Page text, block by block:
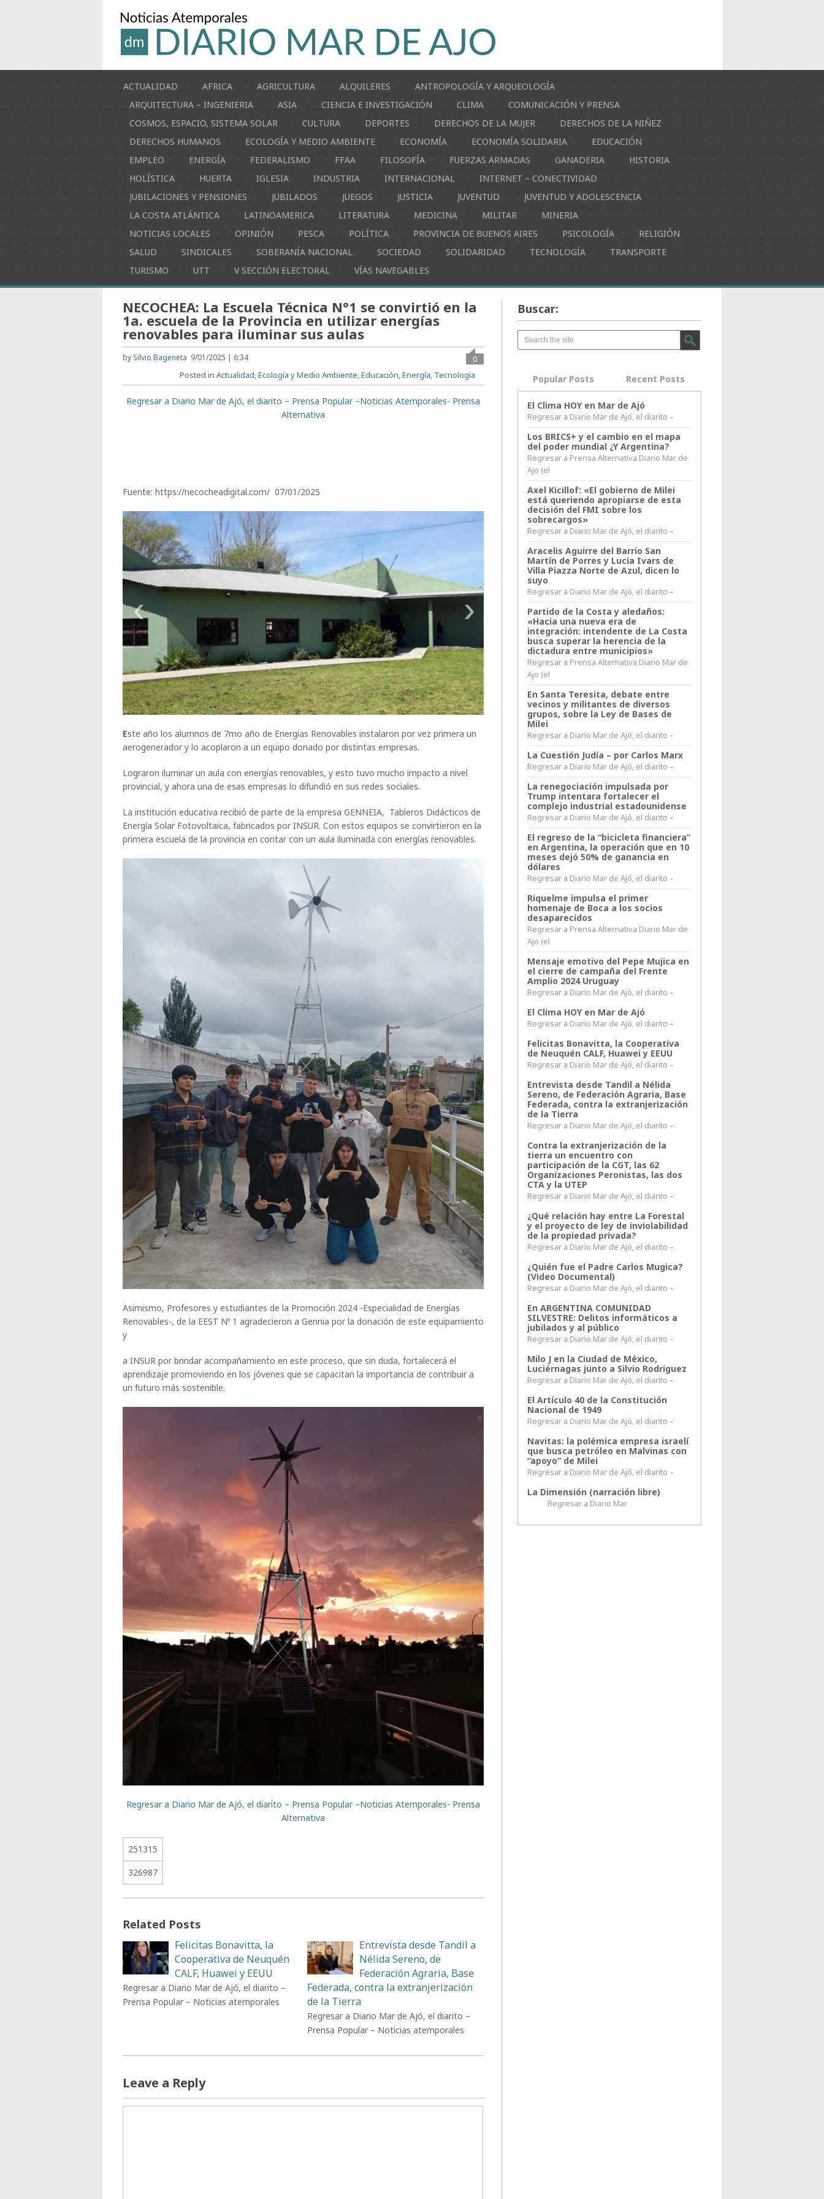
ACTUALIDAD AFRICA AGRICULTURA ALQUILERES
ANTROPOLOGÍA Y ARQUEOLOGÍA
ARQUITECTURA – INGENIERIA
ASIA CIENCIA E INVESTIGACIÓN CLIMA
COMUNICACIÓN Y PRENSA
COSMOS, ESPACIO, SISTEMA SOLAR
CULTURA DEPORTES DERECHOS DE LA MUJER
DERECHOS DE LA NIÑEZ
DERECHOS HUMANOS
ECOLOGÍA Y MEDIO AMBIENTE ECONOMÍA ECONOMÍA SOLIDARIA
EDUCACIÓN
EMPLEO
ENERGÍA FEDERALISMO FFAA FILOSOFÍA FUERZAS ARMADAS GANADERIA
HISTORIA
HOLÍSTICA
HUERTA IGLESIA INDUSTRIA INTERNACIONAL
INTERNET – CONECTIVIDAD
JUBILACIONES Y PENSIONES
JUBILADOS JUEGOS JUSTICIA JUVENTUD
JUVENTUD Y ADOLESCENCIA
LA COSTA ATLÁNTICA
LATINOAMERICA LITERATURA MEDICINA MILITAR
MINERIA
NOTICIAS LOCALES
OPINIÓN PESCA POLÍTICA PROVINCIA DE BUENOS AIRES PSICOLOGÍA
RELIGIÓN
SALUD
SINDICALES SOBERANÍA NACIONAL SOCIEDAD SOLIDARIDAD TECNOLOGÍA
TRANSPORTE
TURISMO
UTT V SECCIÓN ELECTORAL VÍAS NAVEGABLES
NECOCHEA: La Escuela Técnica N°1 se convirtió en la
1a. escuela de la Provincia en utilizar energías
renovables para iluminar sus aulas
by Silvio Bageneta 9/01/2025 | 6:34
0
Posted inActualidad,Ecología y Medio Ambiente,Educación,Energía, Tecnología
Regresar a Diario Mar de Ajó, el diarito – Prensa Popular –Noticias Atemporales- Prensa
Alternativa
Fuente: https://necocheadigital.com/07/01/2025
Este año los alumnos de 7mo año de Energías Renovables instalaron por vez primera un
aerogenerador y lo acoplaron a un equipo donado por distintas empresas.
Lograron iluminar un aula con energías renovables, y esto tuvo mucho impacto a nivel
provincial, y ahora una de esas empresas lo difundió en sus redes sociales.
La institución educativa recibió de parte de la empresa GENNEIA, Tableros Didácticos de
Energía Solar Fotovoltaica, fabricados por INSUR. Con estos equipos se convirtieron en la
primera escuela de la provincia en contar con un aula iluminada con energías renovables.
Asimismo, Profesores y estudiantes de la Promoción 2024 -Especialidad de Energías
Renovables-, de la EEST Nº 1 agradecieron a Gennia por la donación de este equipamiento
y
a INSUR por brindar acompañamiento en este proceso, que sin duda, fortalecerá el
aprendizaje promoviendo en los jóvenes que se capacitan la importancia de contribuir a
un futuro más sostenible.
Regresar a Diario Mar de Ajó, el diarito – Prensa Popular –Noticias Atemporales- Prensa
Alternativa
251315
326987
Related Posts
Felicitas Bonavitta, la
Cooperativa de Neuquén
CALF, Huawei y EEUU
Regresar a Diario Mar de Ajó, el diarito –
Prensa Popular – Noticias atemporales
Entrevista desde Tandil a
Nélida Sereno, de
Federación Agraria, Base
Federada, contra la extranjerización
de la Tierra
Regresar a Diario Mar de Ajó, el diarito –
Prensa Popular – Noticias atemporales
Leave a Reply
Buscar:
Popular Posts Recent Posts
El Clima HOY en Mar de Ajó
Regresar a Diario Mar de Ajó, el diarito –
Los BRICS+ y el cambio en el mapa
del poder mundial ¿Y Argentina?
Regresar a Prensa Alternativa Diario Mar de
Ajo (el
Axel Kicillof: «El gobierno de Milei
está queriendo apropiarse de esta
decisión del FMI sobre los
sobrecargos»
Regresar a Diario Mar de Ajó, el diarito –
Aracelis Aguirre del Barrio San
Martín de Porres y Lucia Ivars de
Villa Piazza Norte de Azul, dicen lo
suyo
Regresar a Diario Mar de Ajó, el diarito –
Partido de la Costa y aledaños:
«Hacia una nueva era de
integración: intendente de La Costa
busca superar la herencia de la
dictadura entre municipios»
Regresar a Prensa Alternativa Diario Mar de
Ajo (el
En Santa Teresita, debate entre
vecinos y militantes de diversos
grupos, sobre la Ley de Bases de
Milei
Regresar a Diario Mar de Ajó, el diarito –
La Cuestión Judía – por Carlos Marx
Regresar a Diario Mar de Ajó, el diarito –
La renegociación impulsada por
Trump intentara fortalecer el
complejo industrial estadounidense
Regresar a Diario Mar de Ajó, el diarito –
El regreso de la “bicicleta financiera”
en Argentina, la operación que en 10
meses dejó 50% de ganancia en
dólares
Regresar a Diario Mar de Ajó, el diarito –
Riquelme impulsa el primer
homenaje de Boca a los socios
desaparecidos
Regresar a Prensa Alternativa Diario Mar de
Ajo (el
Mensaje emotivo del Pepe Mujica en
el cierre de campaña del Frente
Amplio 2024 Uruguay
Regresar a Diario Mar de Ajó, el diarito –
El Clima HOY en Mar de Ajó
Regresar a Diario Mar de Ajó, el diarito –
Felicitas Bonavitta, la Cooperativa
de Neuquén CALF, Huawei y EEUU
Regresar a Diario Mar de Ajó, el diarito –
Entrevista desde Tandil a Nélida
Sereno, de Federación Agraria, Base
Federada, contra la extranjerización
de la Tierra
Regresar a Diario Mar de Ajó, el diarito –
Contra la extranjerización de la
tierra un encuentro con
participación de la CGT, las 62
Organizaciones Peronistas, las dos
CTA y la UTEP
Regresar a Diario Mar de Ajó, el diarito –
¿Qué relación hay entre La Forestal
y el proyecto de ley de inviolabilidad
de la propiedad privada?
Regresar a Diario Mar de Ajó, el diarito –
¿Quién fue el Padre Carlos Mugica?
(Video Documental)
Regresar a Diario Mar de Ajó, el diarito –
En ARGENTINA COMUNIDAD
SILVESTRE: Delitos informáticos a
jubilados y al público
Regresar a Diario Mar de Ajó, el diarito –
Milo J en la Ciudad de México,
Luciérnagas junto a Silvio Rodriguez
Regresar a Diario Mar de Ajó, el diarito –
El Artículo 40 de la Constitución
Nacional de 1949
Regresar a Diario Mar de Ajó, el diarito –
Navitas: la polémica empresa israelí
que busca petróleo en Malvinas con
“apoyo” de Milei
Regresar a Diario Mar de Ajó, el diarito –
La Dimensión (narración libre)
Regresar a Diario Mar